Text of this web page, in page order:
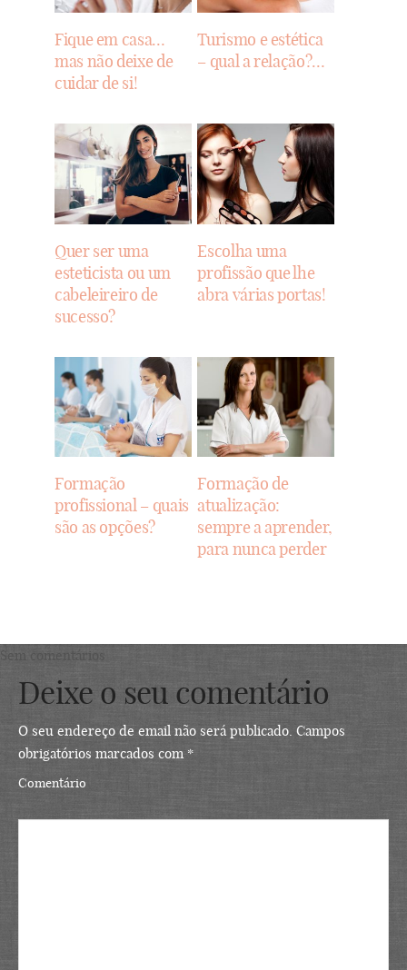
Fique em casa…
mas não deixe de
cuidar de si!
Turismo e estética
– qual a relação?…
Quer ser uma
esteticista ou um
cabeleireiro de
sucesso?
Escolha uma
profissão que lhe
abra várias portas!
Formação
profissional – quais
são as opções?
Formação de
atualização:
sempre a aprender,
para nunca perder
Sem comentários
Deixe o seu comentário
O seu endereço de email não será publicado. Campos
obrigatórios marcados com *
Comentário